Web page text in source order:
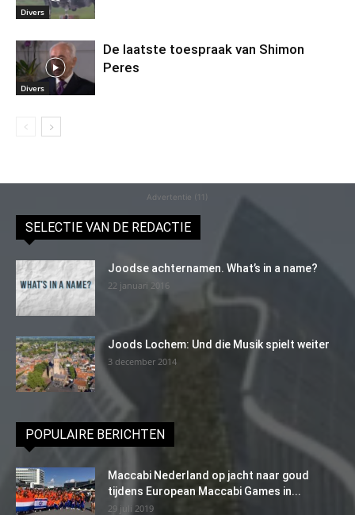
Divers
Divers
De laatste toespraak van Shimon
Peres
Advertentie (11)
SELECTIE VAN DE REDACTIE
Joodse achternamen. What’s in a name?
22 januari 2016
Joods Lochem: Und die Musik spielt weiter
3 december 2014
POPULAIRE BERICHTEN
Maccabi Nederland op jacht naar goud
tijdens European Maccabi Games in...
29 juli 2019